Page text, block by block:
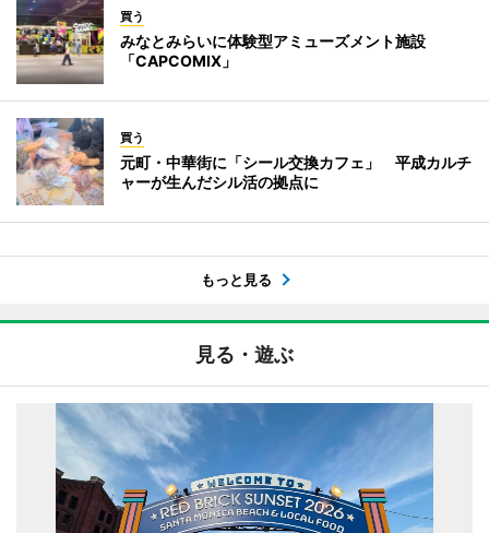
買う
みなとみらいに体験型アミューズメント施設
「CAPCOMIX」
買う
元町・中華街に「シール交換カフェ」 平成カルチ
ャーが生んだシル活の拠点に
もっと見る
見る・遊ぶ